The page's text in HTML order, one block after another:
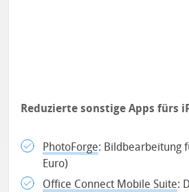
Reduzierte sonstige Apps fürs
PhotoForge: Bildbearbeitung
Euro)
Office Connect Mobile Suite: